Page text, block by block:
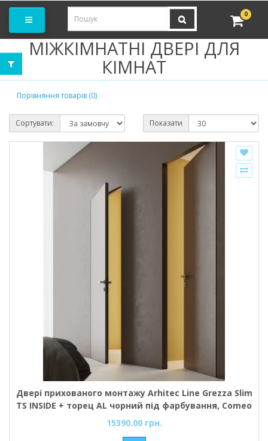
0
МІЖКІМНАТНІ ДВЕРІ ДЛЯ
КІМНАТ
Порівняння товарів (0)
Сортувати: Показати
Двері прихованого монтажу Arhitec Line Grezza Slim
TS INSIDE + торец AL чорний під фарбування, Comeo
Porte
15390.00 грн.